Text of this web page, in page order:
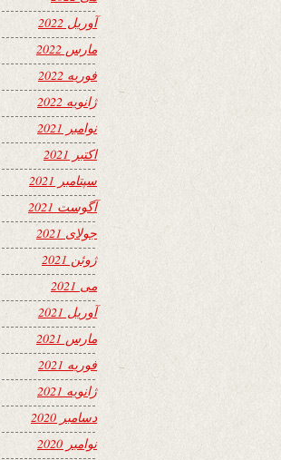
آوریل 2022
مارس 2022
فوریه 2022
ژانویه 2022
نوامبر 2021
اکتبر 2021
سپتامبر 2021
آگوست 2021
جولای 2021
ژوئن 2021
می 2021
آوریل 2021
مارس 2021
فوریه 2021
ژانویه 2021
دسامبر 2020
نوامبر 2020